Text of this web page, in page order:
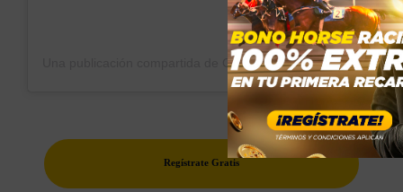
Una publicación compartida de OnsOranje (@onsoranje)
Regístrate Gratis